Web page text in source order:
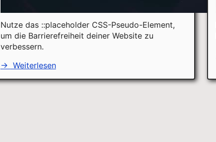
Nutze das ::placeholder CSS-Pseudo-Element,
um die Barrierefreiheit deiner Website zu
verbessern.
→ Weiterlesen